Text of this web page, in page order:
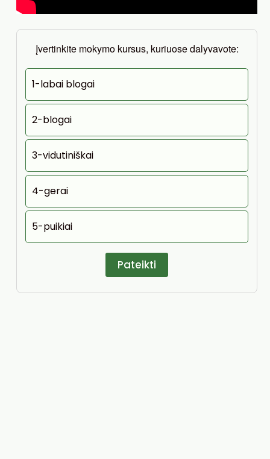
Įvertinkite mokymo kursus, kuriuose dalyvavote:
1-labai blogai
2-blogai
3-vidutiniškai
4-gerai
5-puikiai